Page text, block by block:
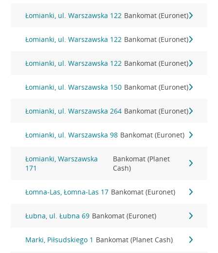
Łomianki, ul. Warszawska 122 Bankomat (Euronet)
Łomianki, ul. Warszawska 122 Bankomat (Euronet)
Łomianki, ul. Warszawska 122 Bankomat (Euronet)
Łomianki, ul. Warszawska 150 Bankomat (Euronet)
Łomianki, ul. Warszawska 264 Bankomat (Euronet)
Łomianki, ul. Warszawska 98 Bankomat (Euronet)
Łomianki, Warszawska
171
Bankomat (Planet
Cash)
Łomna-Las, Łomna-Las 17 Bankomat (Euronet)
Łubna, ul. Łubna 69 Bankomat (Euronet)
Marki, Piłsudskiego 1 Bankomat (Planet Cash)